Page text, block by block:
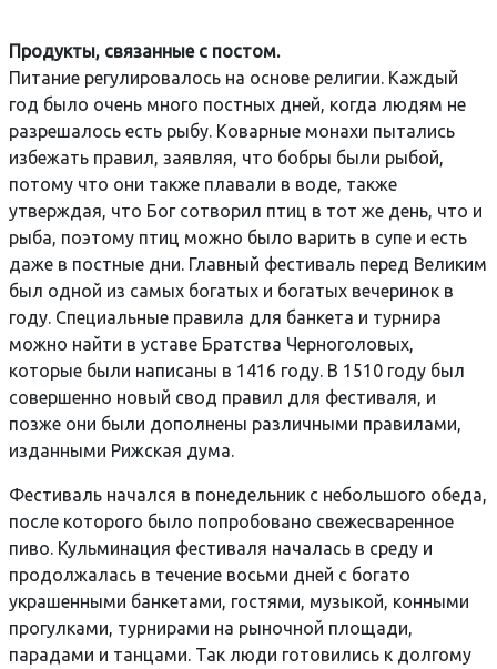
Продукты, связанные с постом.
Питание регулировалось на основе религии. Каждый
год было очень много постных дней, когда людям не
разрешалось есть рыбу. Коварные монахи пытались
избежать правил, заявляя, что бобры были рыбой,
потому что они также плавали в воде, также
утверждая, что Бог сотворил птиц в тот же день, что и
рыба, поэтому птиц можно было варить в супе и есть
даже в постные дни. Главный фестиваль перед Великим
был одной из самых богатых и богатых вечеринок в
году. Специальные правила для банкета и турнира
можно найти в уставе Братства Черноголовых,
которые были написаны в 1416 году. В 1510 году был
совершенно новый свод правил для фестиваля, и
позже они были дополнены различными правилами,
изданными Рижская дума.
Фестиваль начался в понедельник с небольшого обеда,
после которого было попробовано свежесваренное
пиво. Кульминация фестиваля началась в среду и
продолжалась в течение восьми дней с богато
украшенными банкетами, гостями, музыкой, конными
прогулками, турнирами на рыночной площади,
парадами и танцами. Так люди готовились к долгому